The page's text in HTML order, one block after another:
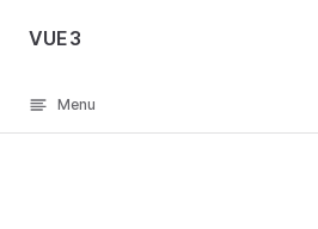
Skip to content
VUE3
Menu